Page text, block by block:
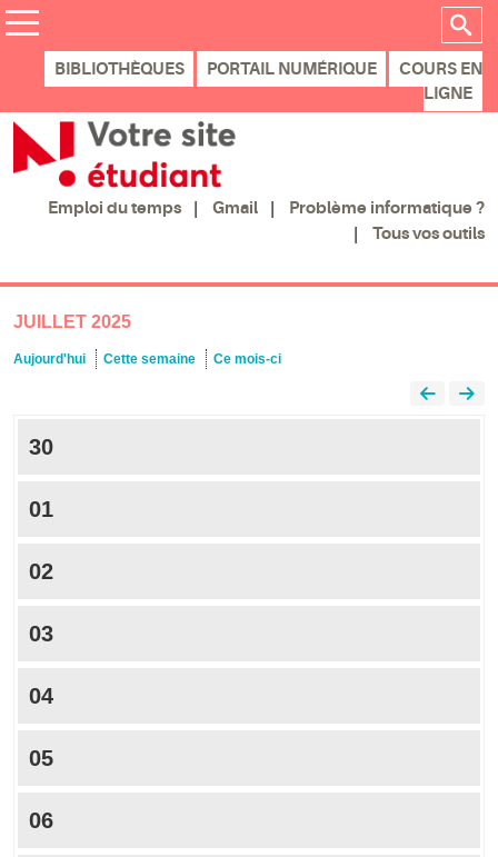
BIBLIOTHÈQUES PORTAIL NUMÉRIQUE
COURS EN
LIGNE
Emploi du temps Gmail
Problème informatique ?
Tous vos outils
JUILLET 2025
Aujourd'hui Cette semaine Ce mois-ci
30
01
02
03
04
05
06